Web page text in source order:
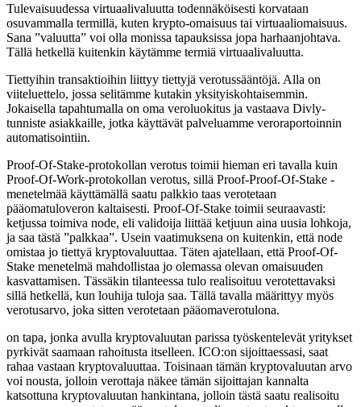
Tulevaisuudessa virtuaalivaluutta todennäköisesti korvataan
osuvammalla termillä, kuten krypto-omaisuus tai virtuaaliomaisuus.
Sana ”valuutta” voi olla monissa tapauksissa jopa harhaanjohtava.
Tällä hetkellä kuitenkin käytämme termiä virtuaalivaluutta.
Tiettyihin transaktioihin liittyy tiettyjä verotussääntöjä. Alla on
viiteluettelo, jossa selitämme kutakin yksityiskohtaisemmin.
Jokaisella tapahtumalla on oma veroluokitus ja vastaava Divly-
tunniste asiakkaille, jotka käyttävät palveluamme veroraportoinnin
automatisointiin.
Proof-Of-Stake-protokollan verotus toimii hieman eri tavalla kuin
Proof-Of-Work-protokollan verotus, sillä Proof-Proof-Of-Stake -
menetelmää käyttämällä saatu palkkio taas verotetaan
pääomatuloveron kaltaisesti. Proof-Of-Stake toimii seuraavasti:
ketjussa toimiva node, eli validoija liittää ketjuun aina uusia lohkoja,
ja saa tästä ”palkkaa”. Usein vaatimuksena on kuitenkin, että node
omistaa jo tiettyä kryptovaluuttaa. Täten ajatellaan, että Proof-Of-
Stake menetelmä mahdollistaa jo olemassa olevan omaisuuden
kasvattamisen. Tässäkin tilanteessa tulo realisoituu verotettavaksi
sillä hetkellä, kun louhija tuloja saa. Tällä tavalla määrittyy myös
verotusarvo, joka sitten verotetaan pääomaverotulona.
on tapa, jonka avulla kryptovaluutan parissa työskentelevät yritykset
pyrkivät saamaan rahoitusta itselleen. ICO:on sijoittaessasi, saat
rahaa vastaan kryptovaluuttaa. Toisinaan tämän kryptovaluutan arvo
voi nousta, jolloin verottaja näkee tämän sijoittajan kannalta
katsottuna kryptovaluutan hankintana, jolloin tästä saatu realisoitu